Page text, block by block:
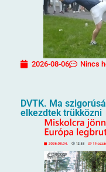
2026-08-06 Nincs
DVTK. Ma
elkezdtek trükközni